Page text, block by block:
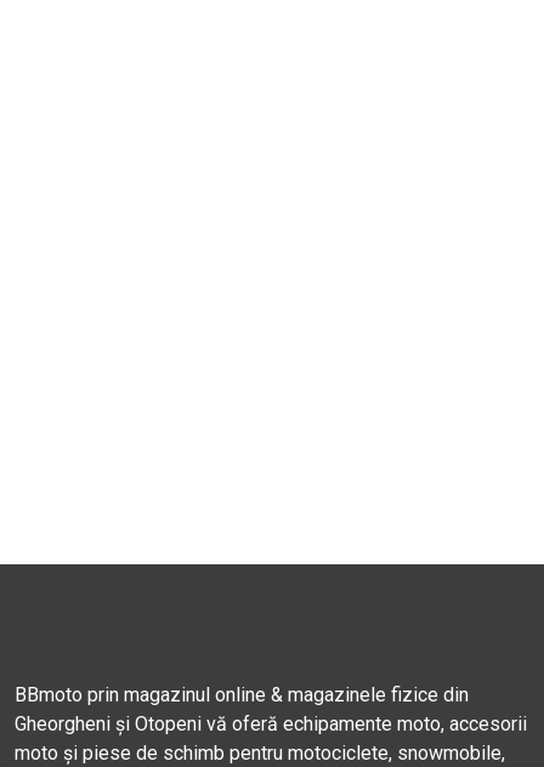
BBmoto prin magazinul online & magazinele fizice din
Gheorgheni și Otopeni vă oferă echipamente moto, accesorii
moto și piese de schimb pentru motociclete, snowmobile,